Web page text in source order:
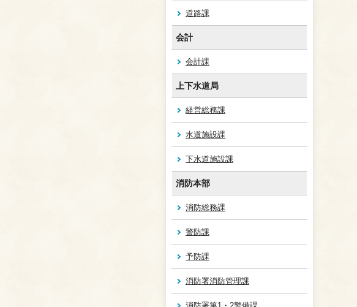
道路課
会計
会計課
上下水道局
経営総務課
水道施設課
下水道施設課
消防本部
消防総務課
警防課
予防課
消防署消防管理課